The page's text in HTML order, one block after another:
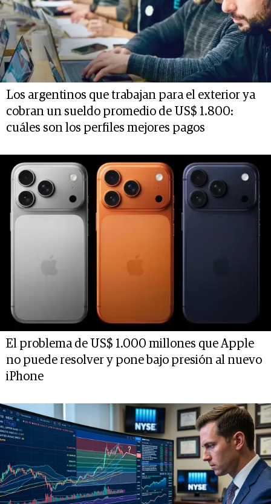
Los argentinos que trabajan para el exterior ya
cobran un sueldo promedio de US$ 1.800:
cuáles son los perfiles mejores pagos
El problema de US$ 1.000 millones que Apple
no puede resolver y pone bajo presión al nuevo
iPhone